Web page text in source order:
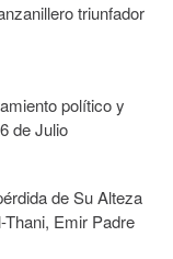
triunfador
político y
de Julio
de Su Alteza
Emir Padre